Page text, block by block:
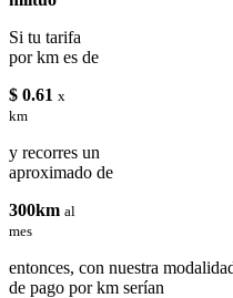
Si tu tarifa
por km es de
$ 0.61 x
km
y recorres un
aproximado de
300km al
mes
entonces, con nuestra
de pago por km serían